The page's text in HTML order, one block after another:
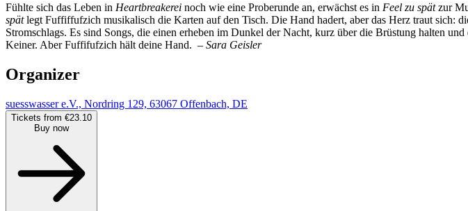
Fühlte sich das Leben in Heartbreakerei noch wie eine Proberunde an, erwächst es in Feel zu spätzur
spätlegt Fuffiffufzich musikalisch die Karten auf den Tisch. Die Hand hadert, aber das Herz traut sich:
Stromschlags. Es sind Songs, die einen erheben im Dunkel der Nacht, kurz über die Brüstung halten
Keiner. Aber Fuffifufzich hält deine Hand. – Sara Geisler
Organizer
suesswasser e.V., Nordring 129, 63067 Offenbach, DE
Tickets from €23.10
Buy now